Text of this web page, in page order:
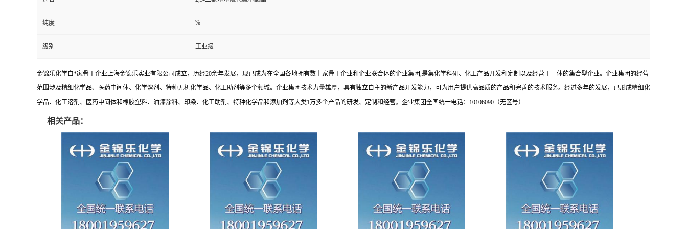
纯度 %
级别 工业级
金锦乐化学自*家骨干企业上海金锦乐实业有限公司成立，历经20余年发展，现已成为在全国各地拥有数十家骨干企业和企业联合体的企业集团,是集化学科研、化工产品开发和定制以及经营于一体的集合型企业。企业集团的经营
范围涉及精细化学品、医药中间体、化学溶剂、特种无机化学品、化工助剂等多个领域。企业集团技术力量雄厚，具有独立自主的新产品开发能力，可为用户提供高品质的产品和完善的技术服务。经过多年的发展，已形成精细化
学品、化工溶剂、医药中间体和橡胶塑料、油漆涂料、印染、化工助剂、特种化学品和添加剂等大类1万多个产品的研发、定制和经营。企业集团全国统一电话：10106090（无区号）
相关产品：